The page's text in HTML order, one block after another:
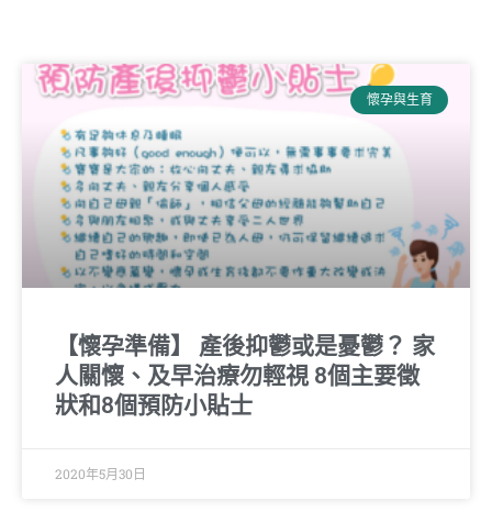
懷孕與生育
【懷孕準備】 產後抑鬱或是憂鬱？ 家
人關懷、及早治療勿輕視 8個主要徵
狀和8個預防小貼士
2020年5月30日